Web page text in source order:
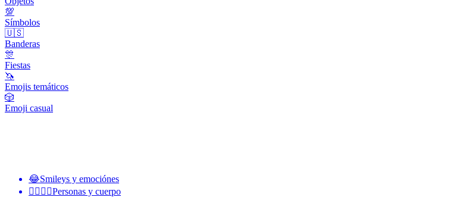
💯
Símbolos
🇺🇸
Banderas
🎊
Fiestas
🦄
Emojis temáticos
🎲
Emoji casual
😂Smileys y emociónes
👩‍❤️‍💋‍👨Personas y cuerpo